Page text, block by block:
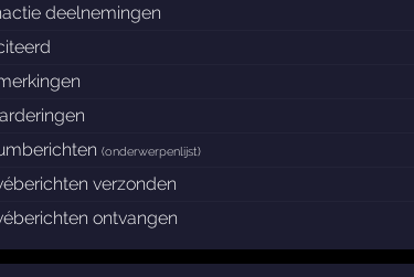
deelnemingen
(onderwerpenlijst)
verzonden
ontvangen